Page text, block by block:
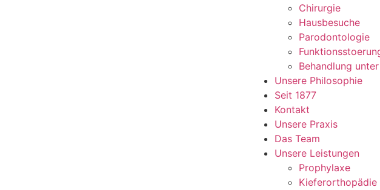
Chirurgie
Hausbesuche
Parodontologie
Behandlung
Unsere Philosophie
Seit 1877
Kontakt
Unsere Praxis
Das Team
Unsere Leistungen
Prophylaxe
Kieferorthopädie